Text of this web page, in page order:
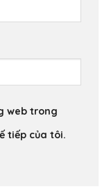
web trong
tiếp của tôi.